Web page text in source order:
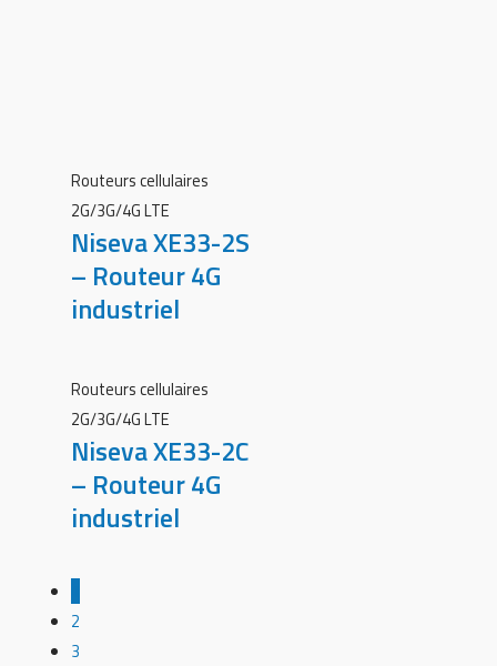
Routeurs cellulaires
2G/3G/4G LTE
Niseva XE33-2S
– Routeur 4G
industriel
Routeurs cellulaires
2G/3G/4G LTE
Niseva XE33-2C
– Routeur 4G
industriel
2
3